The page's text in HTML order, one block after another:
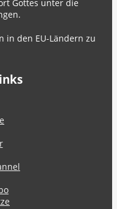
Gottes unter die
in den EU-Ländern zu